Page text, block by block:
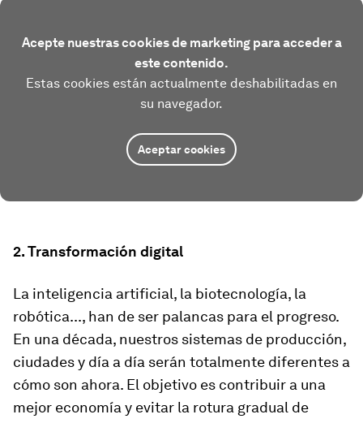
Acepte nuestras cookies de marketing para acceder a
este contenido.
Estas cookies están actualmente deshabilitadas en
su navegador.
Aceptar cookies
2. Transformación digital
La inteligencia artificial, la biotecnología, la
robótica..., han de ser palancas para el progreso.
En una década, nuestros sistemas de producción,
ciudades y día a día serán totalmente diferentes a
cómo son ahora. El objetivo es contribuir a una
mejor economía y evitar la rotura gradual de